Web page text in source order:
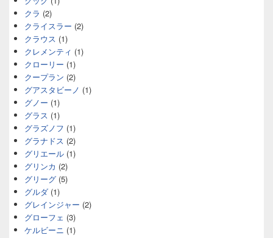
クラ (2)
クライスラー (2)
クラウス (1)
クレメンティ (1)
クローリー (1)
クープラン (2)
グアスタビーノ (1)
グノー (1)
グラス (1)
グラズノフ (1)
グラナドス (2)
グリエール (1)
グリンカ (2)
グリーグ (5)
グルダ (1)
グレインジャー (2)
グローフェ (3)
ケルビーニ (1)